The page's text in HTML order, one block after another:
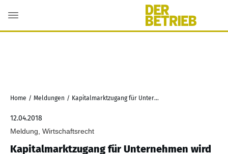
Home / Meldungen / Kapitalmarktzugang für Unternehmen wird vereinfacht
12.04.2018
Meldung, Wirtschaftsrecht
Kapitalmarktzugang für Unternehmen wird